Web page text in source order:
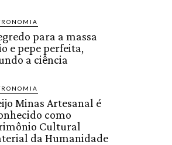
para a massa
e pepe perfeita,
a ciência
Minas Artesanal é
como
Cultural
da Humanidade